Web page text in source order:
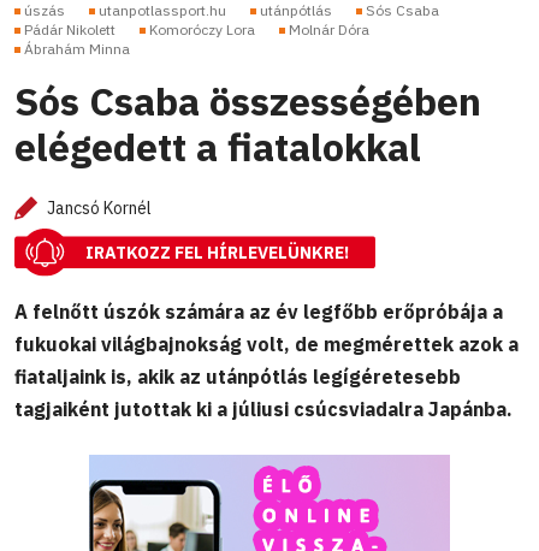
úszás utanpotlassport.hu utánpótlás
Sós Csaba
Pádár Nikolett
Komoróczy Lora
Molnár Dóra
Ábrahám Minna
Sós Csaba összességében
elégedett a fiatalokkal
Jancsó Kornél
IRATKOZZ FEL HÍRLEVELÜNKRE!
A felnőtt úszók számára az év legfőbb erőpróbája a
fukuokai világbajnokság volt, de megmérettek azok a
fiataljaink is, akik az utánpótlás legígéretesebb
tagjaiként jutottak ki a júliusi csúcsviadalra Japánba.